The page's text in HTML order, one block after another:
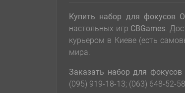
Купить набор для фокусов
настольных игр CBGames.
курьером в Киеве (есть
мира.
Заказать набор для
(095) 919-18-13; (063) 648-52-